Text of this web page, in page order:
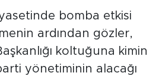
bomba etkisi
ardından gözler,
koltuğuna kimin
yönetiminin alacağı